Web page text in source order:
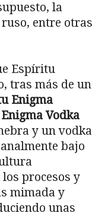
la
entre otras
Espíritu
tras más de un
Enigma
Vodka
y un vodka
bajo
procesos y
mimada y
unas